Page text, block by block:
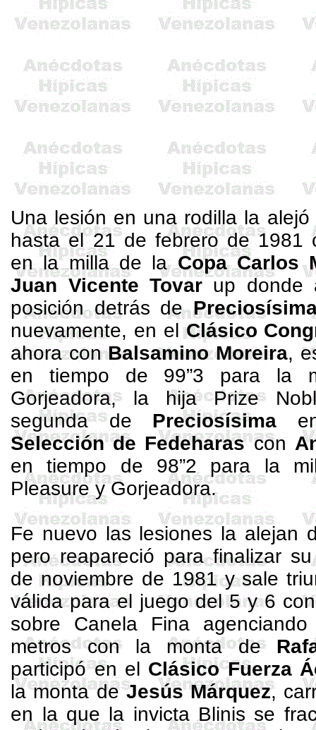
.
Una lesión en una rodilla la
hasta el 21 de febrero de 1981
en la milla de laCopaCarlos
Juan Vicente Tovarup donde
posición detrás de
nuevamente, en elClásico
ahora conBalsamino Moreira,
en tiempo de 99”3 para la
Gorjeadora, la hijaPrize
segunda de Preciosísima
Selección de Fedeharascon
en tiempo de 98”2 para la
Pleasurey Gorjeadora.
Fe nuevo las lesiones la alejan
pero reapareció para finalizar
de noviembre de 1981 y sale
válida para el juego del 5 y 6
sobre Canela Fina
metros con la monta de
participó en el Clásico Fuerza
la monta deJesús Márquez,
en la que la invicta Blinis se